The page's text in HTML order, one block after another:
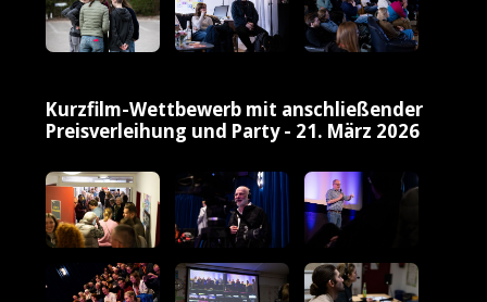
Kurzfilm-Wettbewerb mit anschließender
Preisverleihung und Party - 21. März 2026